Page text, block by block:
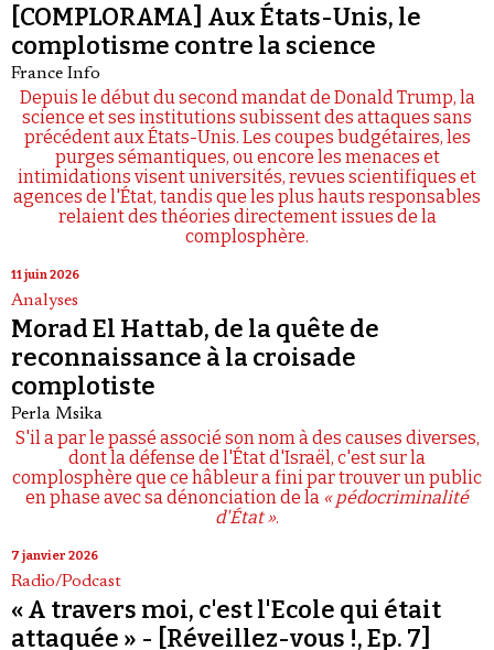
[COMPLORAMA] Aux États-Unis, le
complotisme contre la science
France Info
Depuis le début du second mandat de Donald Trump, la
science et ses institutions subissent des attaques sans
précédent aux États-Unis. Les coupes budgétaires, les
purges sémantiques, ou encore les menaces et
intimidations visent universités, revues scientifiques et
agences de l'État, tandis que les plus hauts responsables
relaient des théories directement issues de la
complosphère.
11 juin 2026
Analyses
Morad El Hattab, de la quête de
reconnaissance à la croisade
complotiste
Perla Msika
S'il a par le passé associé son nom à des causes diverses,
dont la défense de l'État d'Israël, c'est sur la
complosphère que ce hâbleur a fini par trouver un public
en phase avec sa dénonciation de la « pédocriminalité
d'État ».
7 janvier 2026
Radio/Podcast
« A travers moi, c'est l'Ecole qui était
attaquée » - [Réveillez-vous !, Ep. 7]